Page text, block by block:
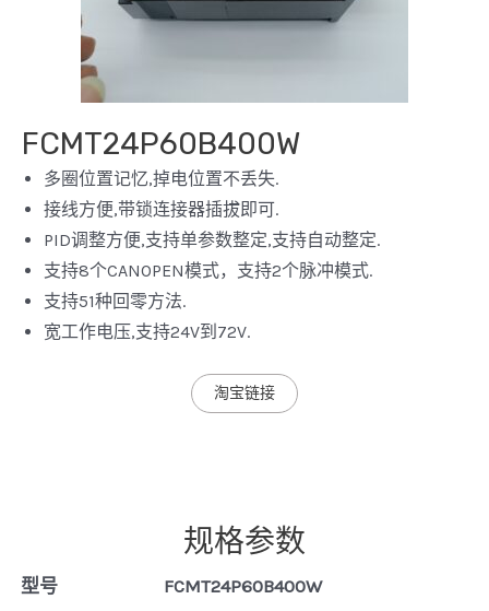
FCMT24P60B400W
多圈位置记忆,掉电位置不丢失.
接线方便,带锁连接器插拔即可.
PID调整方便,支持单参数整定,支持自动整定.
支持8个CANOPEN模式，支持2个脉冲模式.
支持51种回零方法.
宽工作电压,支持24V到72V.
淘宝链接
规格参数
型号 FCMT24P60B400W